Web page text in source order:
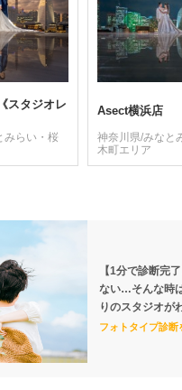
スタジオレ
みらい・桜
Asect横浜店
神奈川県/みなと
木町エリア
【1分で診断完
ない…そんな時
りのスタジオが
フォトタイプ診断